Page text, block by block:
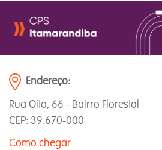
Endereço:
Rua Oito, 66 - Bairro Florestal
CEP: 39.670-000
Como chegar